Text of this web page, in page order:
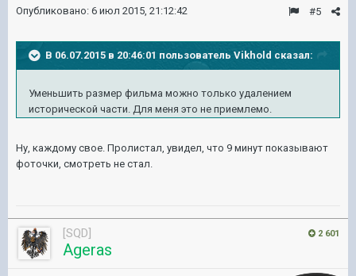
#5
Опубликовано: 6 июл 2015, 21:12:42
В 06.07.2015 в 20:46:01 пользователь Vikhold сказал:
Уменьшить размер фильма можно только удалением
исторической части. Для меня это не приемлемо.
Ну, каждому свое. Пролистал, увидел, что 9 минут показывают
фоточки, смотреть не стал.
2 601
[SQD]
Ageras